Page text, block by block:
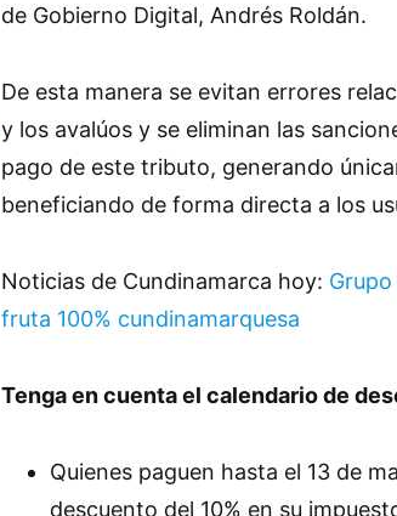
de Gobierno Digital, Andrés Roldán.
De esta manera se evitan errores
y los avalúos y se eliminan las
pago de este tributo, generando
beneficiando de forma directa a los
Noticias de Cundinamarca hoy:
fruta 100% cundinamarquesa
Tenga en cuenta el calendario de
Quienes paguen hasta el 13 de
descuento del 10% en su